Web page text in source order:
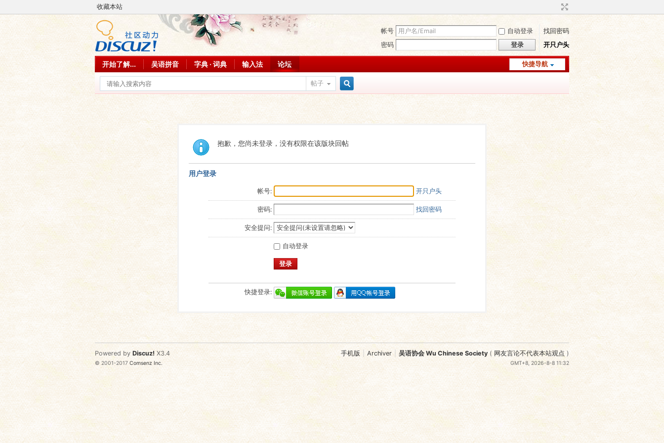
收藏本站
帐号 自动登录
找回密码
密码
登录 开只户头
快捷导航
开始了解... 吴语拼音 字典 · 词典 输入法 论坛
帖子
索
抱歉，您尚未登录，没有权限在该版块回帖
用户登录
帐号: 开只户头
密码: 找回密码
安全提问:
自动登录
登录
快捷登录:
手机版 Archiver 吴语协会 Wu Chinese Society ( 网友言论不代表本站观点 )
GMT+8, 2026-8-8 11:32
Powered by Discuz! X3.4
© 2001-2017Comsenz Inc.